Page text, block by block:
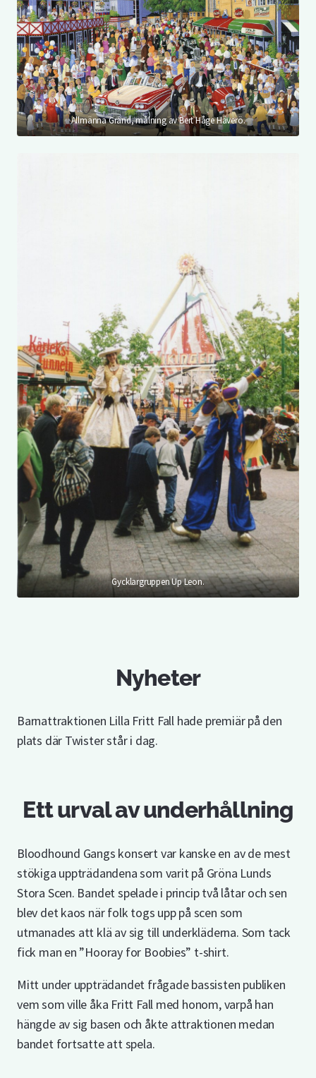
Allmänna Gränd, målning av Bert Håge Häverö.
Gycklargruppen Up Leon.
Nyheter
Barnattraktionen Lilla Fritt Fall hade premiär på den
plats där Twister står i dag.
Ett urval av underhållning
Bloodhound Gangs konsert var kanske en av de mest
stökiga uppträdandena som varit på Gröna Lunds
Stora Scen. Bandet spelade i princip två låtar och sen
blev det kaos när folk togs upp på scen som
utmanades att klä av sig till underkläderna. Som tack
fick man en ”Hooray for Boobies” t-shirt.
Mitt under uppträdandet frågade bassisten publiken
vem som ville åka Fritt Fall med honom, varpå han
hängde av sig basen och åkte attraktionen medan
bandet fortsatte att spela.